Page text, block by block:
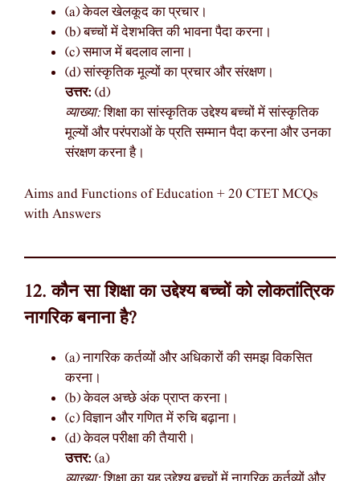
(a) केवल खेलकूद का प्रचार।
(b) बच्चों में देशभक्ति की भावना पैदा करना।
(c) समाज में बदलाव लाना।
(d) सांस्कृतिक मूल्यों का प्रचार और संरक्षण।
उत्तर: (d)
व्याख्या:शिक्षा का सांस्कृतिक उद्देश्य बच्चों में सांस्कृतिक
मूल्यों और परंपराओं के प्रति सम्मान पैदा करना और उनका
संरक्षण करना है।
Aims and Functions of Education + 20 CTET MCQs
with Answers
12. कौन सा शिक्षा का उद्देश्य बच्चों को लोकतांत्रिक
नागरिक बनाना है?
(a) नागरिक कर्तव्यों और अधिकारों की समझ विकसित
करना।
(b) केवल अच्छे अंक प्राप्त करना।
(c) विज्ञान और गणित में रुचि बढ़ाना।
(d) केवल परीक्षा की तैयारी।
उत्तर: (a)